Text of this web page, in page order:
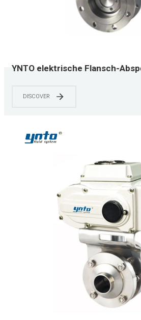
YNTO elektrische Flansch-
Edelstahlantrieb
DISCOVER